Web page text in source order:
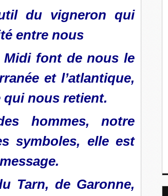
du vigneron qui
entre nous
Midi font de nous le
et l’atlantique,
qui nous retient.
hommes, notre
symboles, elle est
Tarn, de Garonne,